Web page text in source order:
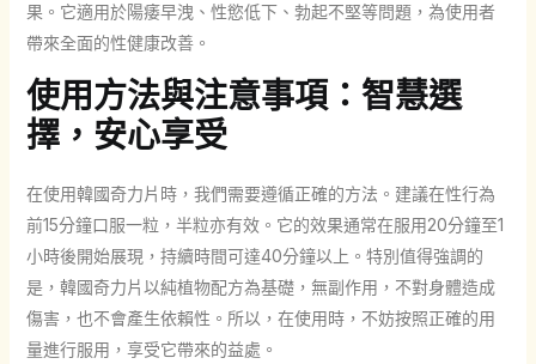
果。它適用於陽痿早洩、性慾低下、勃起不堅等問題，為使用者
帶來全面的性健康改善。
使用方法與注意事項：智慧選
擇，安心享受
在使用韓國奇力片時，我們需要遵循正確的方法。建議在性行為
前15分鐘口服一粒，半粒亦有效。它的效果通常在服用20分鐘至1
小時後開始展現，持續時間可達40分鐘以上。特別值得強調的
是，韓國奇力片以純植物配方為基礎，無副作用，不對身體造成
傷害，也不會產生依賴性。所以，在使用時，不妨按照正確的用
量進行服用，享受它帶來的益處。